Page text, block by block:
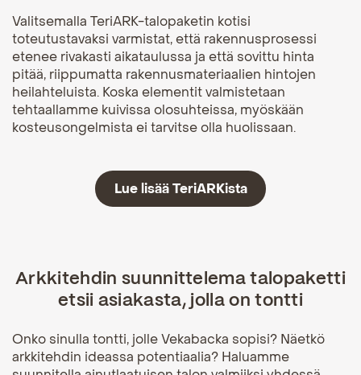
Valitsemalla TeriARK-talopaketin kotisi
toteutustavaksi varmistat, että rakennusprosessi
etenee rivakasti aikataulussa ja että sovittu hinta
pitää, riippumatta rakennusmateriaalien hintojen
heilahteluista. Koska elementit valmistetaan
tehtaallamme kuivissa olosuhteissa, myöskään
kosteusongelmista ei tarvitse olla huolissaan.
Lue lisää TeriARKista
Arkkitehdin suunnittelema talopaketti
etsii asiakasta, jolla on tontti
Onko sinulla tontti, jolle Vekabacka sopisi? Näetkö
arkkitehdin ideassa potentiaalia? Haluamme